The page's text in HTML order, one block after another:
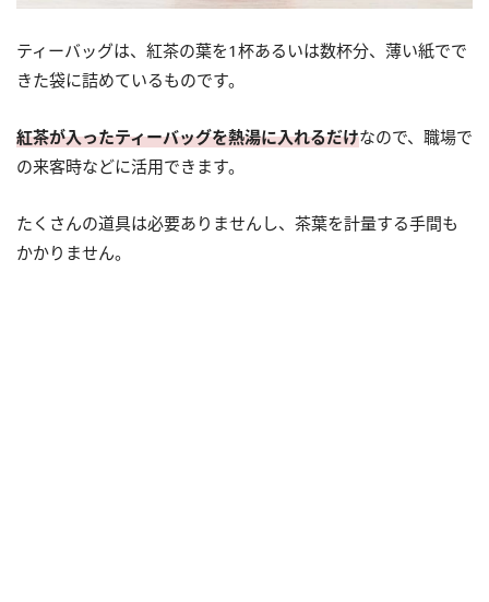
ティーバッグは、紅茶の葉を1杯あるいは数杯分、薄い紙でで
きた袋に詰めているものです。
紅茶が入ったティーバッグを熱湯に入れるだけなので、職場で
の来客時などに活用できます。
たくさんの道具は必要ありませんし、茶葉を計量する手間も
かかりません。